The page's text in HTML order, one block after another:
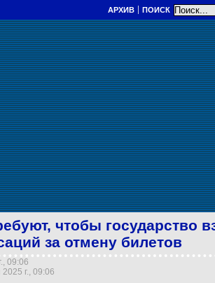
АРХИВ ПОИСК
чтобы государство
за отмену билетов
09:06
г., 09:06